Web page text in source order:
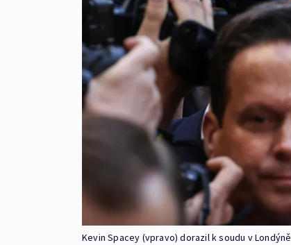
Kevin Spacey (vpravo) dorazil k soudu v Londýně